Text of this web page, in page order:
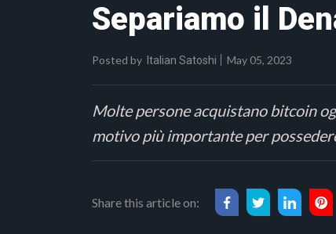
Separiamo il
Posted by Italian Satoshi May 05, 2023
Molte persone acquistano bitcoin
motivo più importante per
Share this article on: